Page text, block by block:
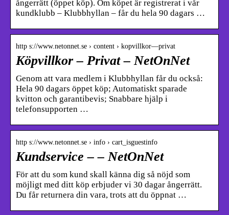
ångerrätt (öppet köp). Om köpet är registrerat i vår
kundklubb – Klubbhyllan – får du hela 90 dagars …
http s://www.netonnet.se › content › kopvillkor—privat
Köpvillkor – Privat – NetOnNet
Genom att vara medlem i Klubbhyllan får du också:
Hela 90 dagars öppet köp; Automatiskt sparade
kvitton och garantibevis; Snabbare hjälp i
telefonsupporten …
http s://www.netonnet.se › info › cart_isguestinfo
Kundservice – – NetOnNet
För att du som kund skall känna dig så nöjd som
möjligt med ditt köp erbjuder vi 30 dagar ångerrätt.
Du får returnera din vara, trots att du öppnat …